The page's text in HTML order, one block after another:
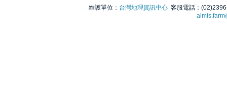
維護單位： 台灣地理資訊中心客服電話：